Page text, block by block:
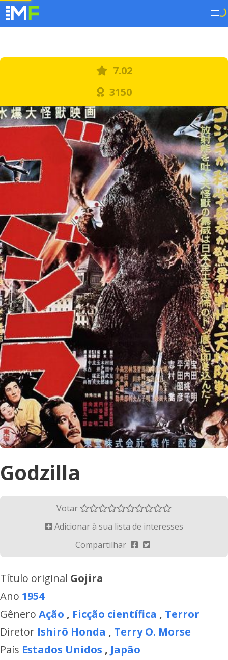
7.02
3150
Godzilla
Votar
Adicionar à sua lista de interesses
Compartilhar
Título original Gojira
Ano 1954
Gênero Ação , Ficção científica , Terror
Diretor Ishirô Honda , Terry O. Morse
País Estados Unidos , Japão